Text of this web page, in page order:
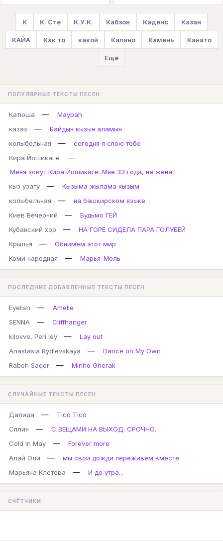
К К. Сте К.У.К. Кабзон Каденс Казан
КАЙА Как то какой Калино Камень Канато
Ещё
ПОПУЛЯРНЫЕ ТЕКСТЫ ПЕСЕН
Катюша —
Maybah
казах
—
Байдын кызын аламын
колыбельная
—
сегодня я спою тебе
Кира Йошикаге.
—
Меня зовут Кира Йошикаге. Мне 33 года, не женат.
кыз узату
—
Кызыма жылама кызым
колыбельная
—
на башкирском языке
Киев Вечерний
—
Будьмо ГЕЙ
Кубанский хор
—
НА ГОРЕ СИДЕЛА ПАРА ГОЛУБЕЙ
Крылья
—
Обнимем этот мир
Коми народная
— Марья-Моль
ПОСЛЕДНИЕ ДОБАВЛЕННЫЕ ТЕКСТЫ ПЕСЕН
Eyelish —
Amelie
SENNA
—
Cliffhanger
kilovve, Peri ley
—
Lay out
Anastasia Rydlevskaya
—
Dance on My Own
Rabeh Saqer
— Minho Gherak
СЛУЧАЙНЫЕ ТЕКСТЫ ПЕСЕН
Далида —
Tico Tico
Сплин
—
С ВЕЩАМИ НА ВЫХОД. СРОЧНО.
Cold In May
—
Forever more
Алай Оли
—
мы свои дожди переживем вместе
Марьяна Клетова
— И до утра...
СЧЁТЧИКИ